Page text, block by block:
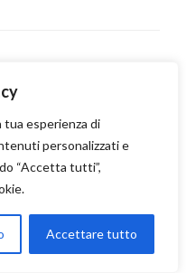
tua esperienza di
personalizzati e
“Accetta tutti”,
Accettare tutto